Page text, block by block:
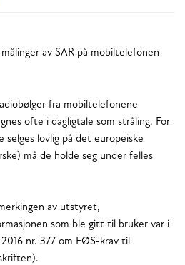
av SAR på mobiltelefonen
fra mobiltelefonene
ofte i dagligtale som stråling. For
lovlig på det europeiske
må de holde seg under felles
av utstyret,
som ble gitt til bruker var i
nr. 377 om EØS-krav til